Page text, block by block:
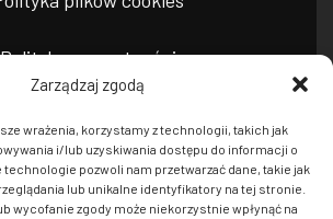
Zarządzaj zgodą
wrażenia, korzystamy z technologii, takich jak
i/lub uzyskiwania dostępu do informacji o
technologie pozwoli nam przetwarzać dane, takie jak
lub unikalne identyfikatory na tej stronie.
wycofanie zgody może niekorzystnie wpłynąć na
Polityka prywatności